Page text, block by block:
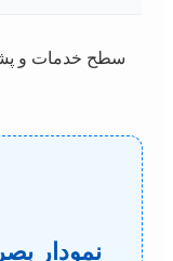
سطح خدمات و
نمودار